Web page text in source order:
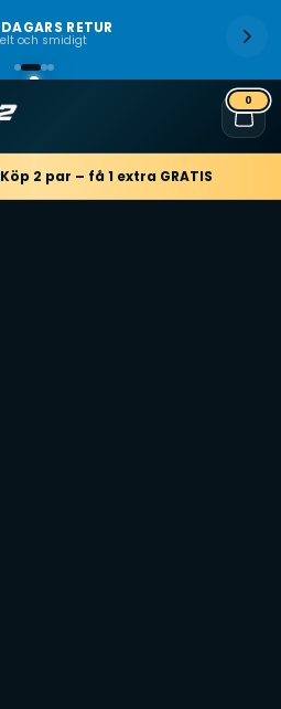
RETUR
och smidigt
0
Köp 2 par – få 1 extra GRATIS